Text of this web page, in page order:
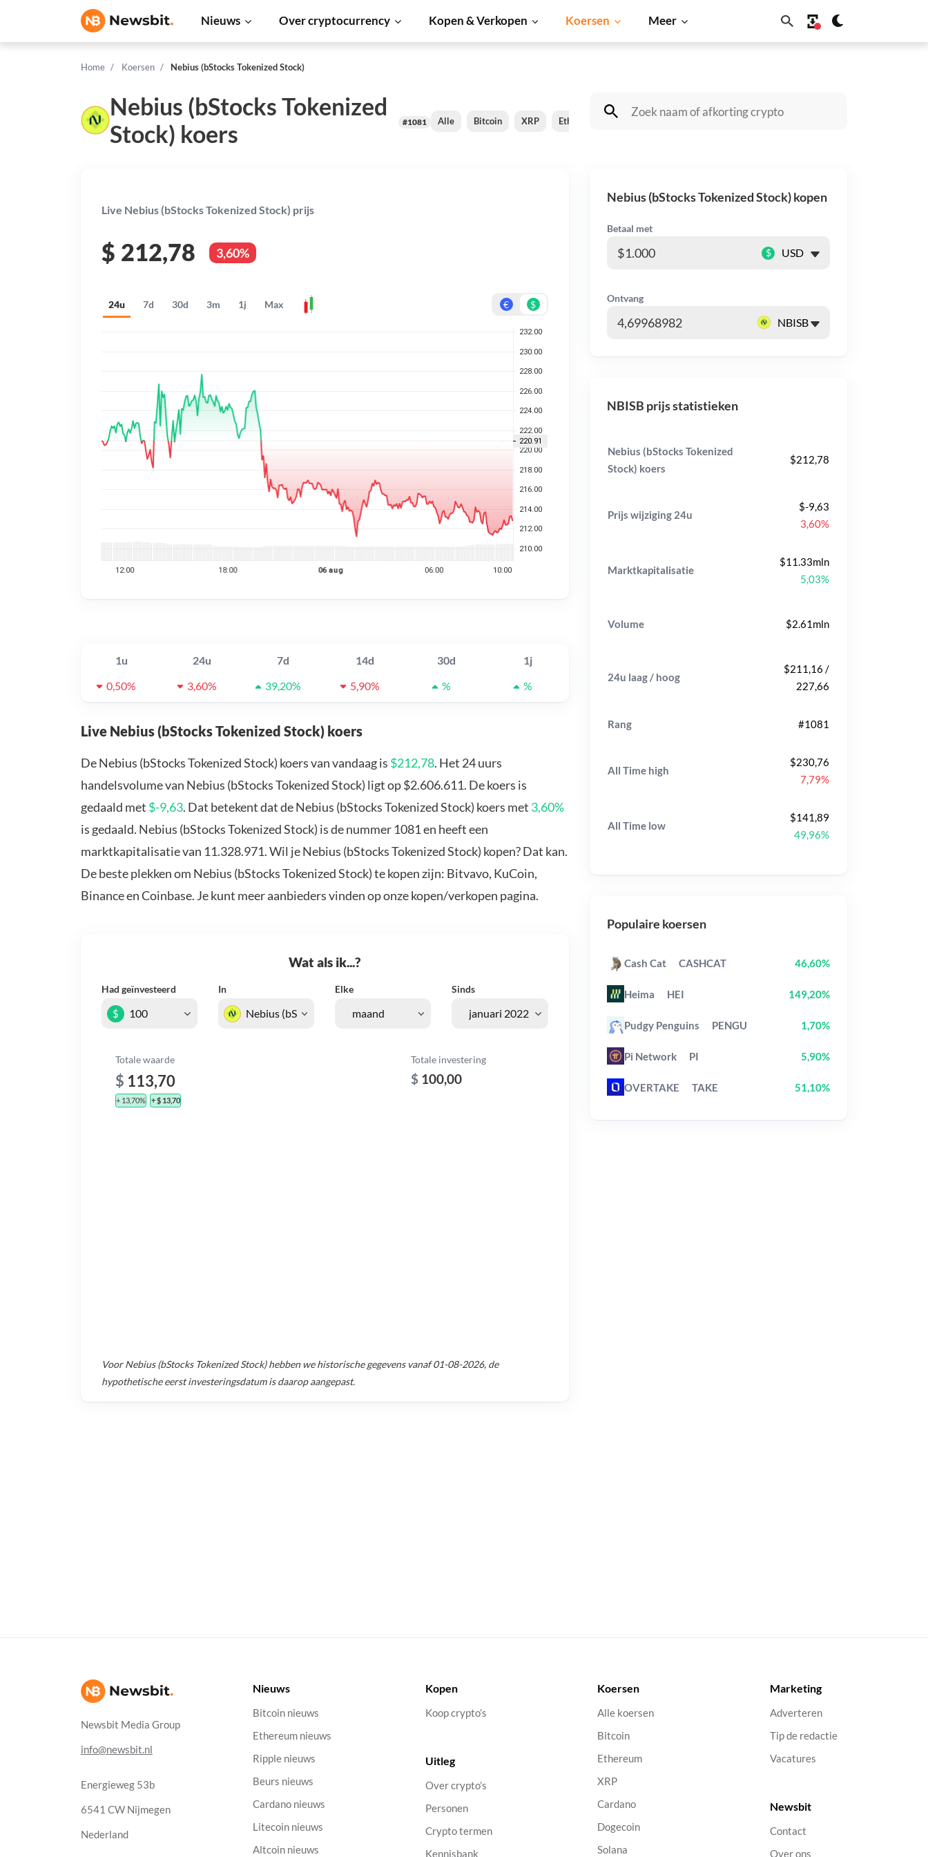
Nieuws Over cryptocurrency Kopen & Verkopen Koersen Meer
Home Koersen Nebius (bStocks Tokenized Stock)
Nebius (bStocks Tokenized
Stock) koers
#1081 Alle Bitcoin XRP Ethereum Cardano Dogecoin
Live Nebius (bStocks Tokenized Stock) prijs
$ 212,78 3,60%
24u 7d 30d 3m 1j Max € $
1u 24u 7d 14d 30d
1j
0,50%
3,60% 39,20% 5,90% % %
Live Nebius (bStocks Tokenized Stock) koers
De Nebius (bStocks Tokenized Stock) koers van vandaag is $212,78. Het 24 uurs
handelsvolume van Nebius (bStocks Tokenized Stock) ligt op $2.606.611. De koers is
gedaald met $-9,63. Dat betekent dat de Nebius (bStocks Tokenized Stock) koers met 3,60%
is gedaald. Nebius (bStocks Tokenized Stock) is de nummer 1081 en heeft een
marktkapitalisatie van 11.328.971. Wil je Nebius (bStocks Tokenized Stock) kopen? Dat kan.
De beste plekken om Nebius (bStocks Tokenized Stock) te kopen zijn: Bitvavo, KuCoin,
Binance en Coinbase. Je kunt meer aanbieders vinden op onze kopen/verkopen pagina.
Wat als ik...?
Had geïnvesteerd In Elke Sinds
$
Totale waarde
$ 113,70
+ 13,70% + $ 13,70
Totale investering
$ 100,00
VoorNebius (bStocks Tokenized Stock)hebben we historische gegevens vanaf01-08-2026, de
hypothetische eerst investeringsdatum is daarop aangepast.
Nebius (bStocks Tokenized Stock) kopen
Betaal met
$
Ontvang
NBISB prijs statistieken
Nebius (bStocks Tokenized
Stock) koers
$212,78
Prijs wijziging 24u
$-9,63
3,60%
Marktkapitalisatie
$11.33mln
5,03%
Volume $2.61mln
24u laag / hoog
$211,16 /
227,66
Rang #1081
All Time high
$230,76
7,79%
All Time low
$141,89
49,96%
Populaire koersen
Cash Cat CASHCAT 46,60%
Heima HEI 149,20%
Pudgy Penguins PENGU 1,70%
Pi Network PI 5,90%
OVERTAKE TAKE 51,10%
Newsbit Media Group
info@newsbit.nl
Energieweg 53b
6541 CW Nijmegen
Nederland
Nieuws
Bitcoin nieuws
Ethereum nieuws
Ripple nieuws
Beurs nieuws
Cardano nieuws
Litecoin nieuws
Altcoin nieuws
Kopen
Koop crypto’s
Uitleg
Over crypto’s
Personen
Crypto termen
Kennisbank
Koersen
Alle koersen
Bitcoin
Ethereum
XRP
Cardano
Dogecoin
Solana
Marketing
Adverteren
Tip de redactie
Vacatures
Newsbit
Contact
Over ons